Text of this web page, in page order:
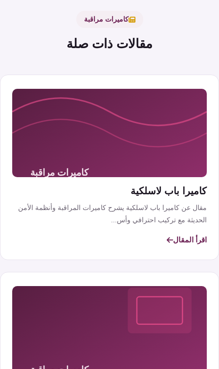
كاميرات مراقبة
مقالات ذات صلة
كاميرا باب لاسلكية
مقال عن كاميرا باب لاسلكية يشرح كاميرات المراقبة وأنظمة الأمن
الحديثة مع تركيب احترافي وأس...
اقرأ المقال